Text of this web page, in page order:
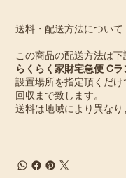
送料・配送方法について
この商品の配送方法は下
らくらく家財宅急便 Cラ
設置場所を指定頂くだ
回収まで致します。
送料は地域により異なり